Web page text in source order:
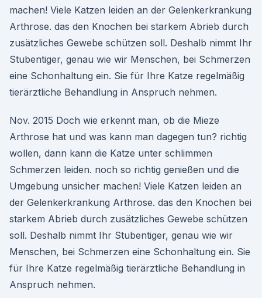
machen! Viele Katzen leiden an der Gelenkerkrankung
Arthrose. das den Knochen bei starkem Abrieb durch
zusätzliches Gewebe schützen soll. Deshalb nimmt Ihr
Stubentiger, genau wie wir Menschen, bei Schmerzen
eine Schonhaltung ein. Sie für Ihre Katze regelmäßig
tierärztliche Behandlung in Anspruch nehmen.
Nov. 2015 Doch wie erkennt man, ob die Mieze
Arthrose hat und was kann man dagegen tun? richtig
wollen, dann kann die Katze unter schlimmen
Schmerzen leiden. noch so richtig genießen und die
Umgebung unsicher machen! Viele Katzen leiden an
der Gelenkerkrankung Arthrose. das den Knochen bei
starkem Abrieb durch zusätzliches Gewebe schützen
soll. Deshalb nimmt Ihr Stubentiger, genau wie wir
Menschen, bei Schmerzen eine Schonhaltung ein. Sie
für Ihre Katze regelmäßig tierärztliche Behandlung in
Anspruch nehmen.